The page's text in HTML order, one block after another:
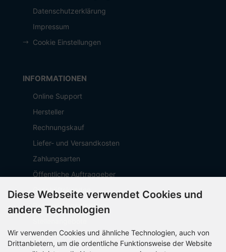
Datenschutzerklärung
Impressum
Cookie Einstellungen
INFORMATIONEN
Online Support
Hersteller
Rechnungskauf
Liefer- und Versandkosten
Zahlungsarten
Öffentliche Auftraggeber
Geschäftskunden
Beschaffungsplattform
Über OCTO IT
Diese Webseite verwendet Cookies und
andere Technologien
Wir verwenden Cookies und ähnliche Technologien, auch von
Drittanbietern, um die ordentliche Funktionsweise der Website